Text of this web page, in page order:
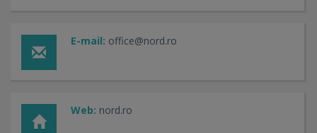
E-mail: office@nord.ro
Web: nord.ro